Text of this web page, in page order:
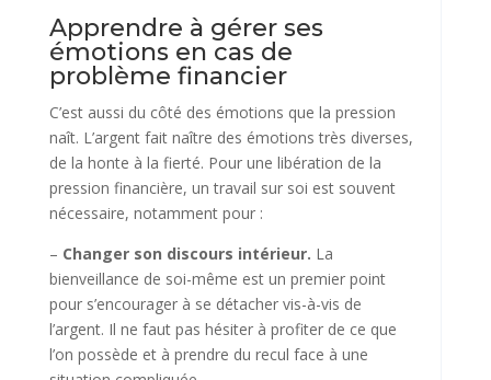
Apprendre à gérer ses
émotions en cas de
problème financier
C’est aussi du côté des émotions que la pression
naît. L’argent fait naître des émotions très diverses,
de la honte à la fierté. Pour une libération de la
pression financière, un travail sur soi est souvent
nécessaire, notamment pour :
– Changer son discours intérieur. La
bienveillance de soi-même est un premier point
pour s’encourager à se détacher vis-à-vis de
l’argent. Il ne faut pas hésiter à profiter de ce que
l’on possède et à prendre du recul face à une